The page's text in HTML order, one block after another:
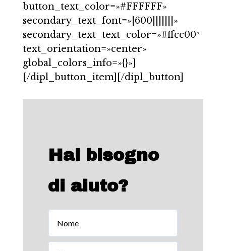
button_text_color=»#FFFFFF»
secondary_text_font=»|600|||||||»
secondary_text_text_color=»#ffcc00″
text_orientation=»center»
global_colors_info=»{}»]
[/dipl_button_item][/dipl_button]
Hai bisogno
di aiuto?